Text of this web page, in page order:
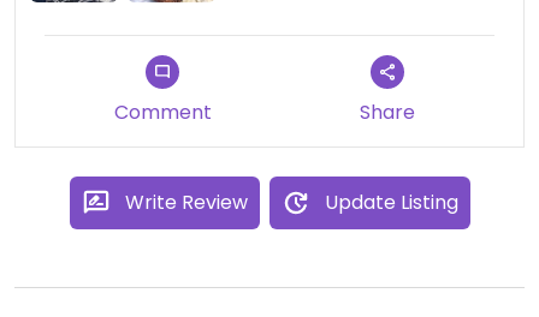
Definitely going there again!
Comment Share
Write Review Update Listing